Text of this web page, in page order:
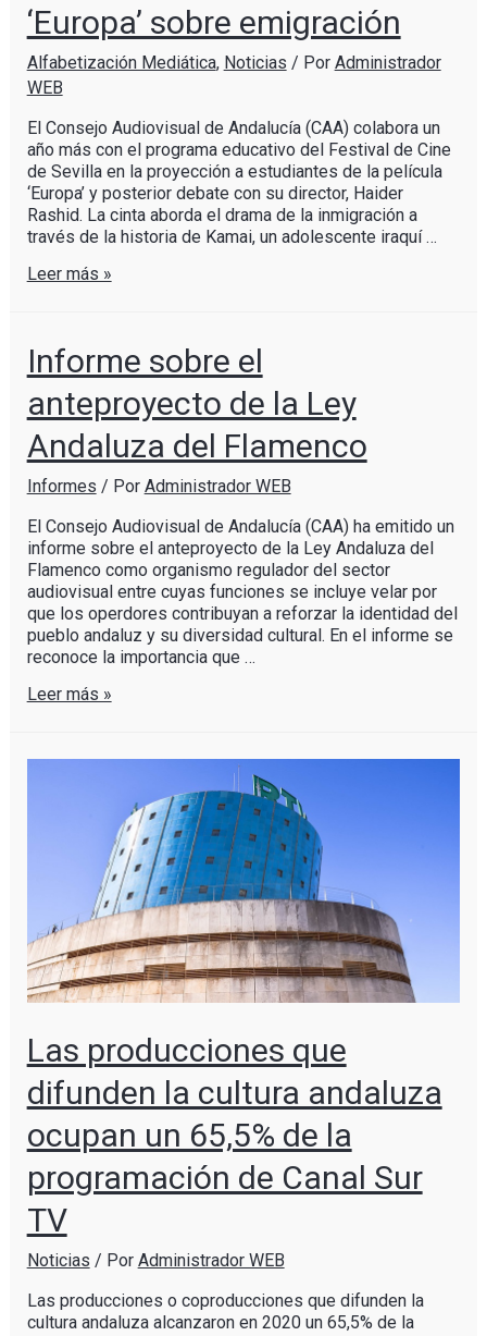
‘Europa’ sobre emigración
Alfabetización Mediática, Noticias / Por Administrador
WEB
El Consejo Audiovisual de Andalucía (CAA) colabora un
año más con el programa educativo del Festival de Cine
de Sevilla en la proyección a estudiantes de la película
‘Europa’ y posterior debate con su director, Haider
Rashid. La cinta aborda el drama de la inmigración a
través de la historia de Kamai, un adolescente iraquí …
Leer más »
Informe sobre el
anteproyecto de la Ley
Andaluza del Flamenco
Informes / Por Administrador WEB
El Consejo Audiovisual de Andalucía (CAA) ha emitido un
informe sobre el anteproyecto de la Ley Andaluza del
Flamenco como organismo regulador del sector
audiovisual entre cuyas funciones se incluye velar por
que los operdores contribuyan a reforzar la identidad del
pueblo andaluz y su diversidad cultural. En el informe se
reconoce la importancia que …
Leer más »
Las producciones que
difunden la cultura andaluza
ocupan un 65,5% de la
programación de Canal Sur
TV
Noticias / Por Administrador WEB
Las producciones o coproducciones que difunden la
cultura andaluza alcanzaron en 2020 un 65,5% de la